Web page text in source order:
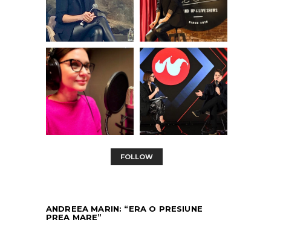
FOLLOW
ANDREEA MARIN: “ERA O PRESIUNE
PREA MARE”